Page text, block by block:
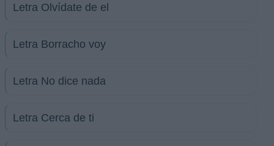
Letra Olvídate de el
Letra Borracho voy
Letra No dice nada
Letra Cerca de ti